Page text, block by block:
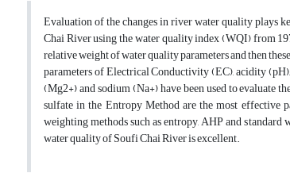
Evaluation of the changes in river water quality plays
Chai River using the water quality index (WQI) from
relative weight of water quality parameters and then
parameters of Electrical Conductivity (EC), acidity
(Mg2+) and sodium (Na+) have been used to
sulfate in the Entropy Method are the most effective
weighting methods such as entropy, AHP and
water quality of Soufi Chai River is excellent.